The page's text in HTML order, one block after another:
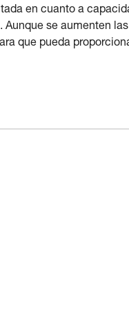
en cuanto a
se aumenten
que pueda